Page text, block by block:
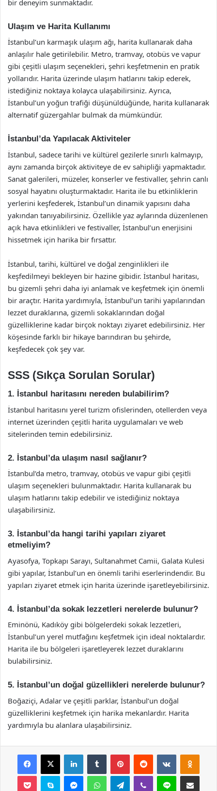
bir deneyim sunmaktadır.
Ulaşım ve Harita Kullanımı
İstanbul’un karmaşık ulaşım ağı, harita kullanarak daha
anlaşılır hale getirilebilir. Metro, tramvay, otobüs ve vapur
gibi çeşitli ulaşım seçenekleri, şehri keşfetmenin en pratik
yollarıdır. Harita üzerinde ulaşım hatlarını takip ederek,
istediğiniz noktaya kolayca ulaşabilirsiniz. Ayrıca,
İstanbul’un yoğun trafiği düşünüldüğünde, harita kullanarak
alternatif güzergahlar bulmak da mümkündür.
İstanbul’da Yapılacak Aktiviteler
İstanbul, sadece tarihi ve kültürel gezilerle sınırlı kalmayıp,
aynı zamanda birçok aktiviteye de ev sahipliği yapmaktadır.
Sanat galerileri, müzeler, konserler ve festivaller, şehrin canlı
sosyal hayatını oluşturmaktadır. Harita ile bu etkinliklerin
yerlerini keşfederek, İstanbul’un dinamik yapısını daha
yakından tanıyabilirsiniz. Özellikle yaz aylarında düzenlenen
açık hava etkinlikleri ve festivaller, İstanbul’un enerjisini
hissetmek için harika bir fırsattır.
İstanbul, tarihi, kültürel ve doğal zenginlikleri ile
keşfedilmeyi bekleyen bir hazine gibidir. İstanbul haritası,
bu gizemli şehri daha iyi anlamak ve keşfetmek için önemli
bir araçtır. Harita yardımıyla, İstanbul’un tarihi yapılarından
lezzet duraklarına, gizemli sokaklarından doğal
güzelliklerine kadar birçok noktayı ziyaret edebilirsiniz. Her
köşesinde farklı bir hikaye barındıran bu şehirde,
keşfedecek çok şey var.
SSS (Sıkça Sorulan Sorular)
1. İstanbul haritasını nereden bulabilirim?
İstanbul haritasını yerel turizm ofislerinden, otellerden veya
internet üzerinden çeşitli harita uygulamaları ve web
sitelerinden temin edebilirsiniz.
2. İstanbul’da ulaşım nasıl sağlanır?
İstanbul’da metro, tramvay, otobüs ve vapur gibi çeşitli
ulaşım seçenekleri bulunmaktadır. Harita kullanarak bu
ulaşım hatlarını takip edebilir ve istediğiniz noktaya
ulaşabilirsiniz.
3. İstanbul’da hangi tarihi yapıları ziyaret
etmeliyim?
Ayasofya, Topkapı Sarayı, Sultanahmet Camii, Galata Kulesi
gibi yapılar, İstanbul’un en önemli tarihi eserlerindendir. Bu
yapıları ziyaret etmek için harita üzerinde işaretleyebilirsiniz.
4. İstanbul’da sokak lezzetleri nerelerde bulunur?
Eminönü, Kadıköy gibi bölgelerdeki sokak lezzetleri,
İstanbul’un yerel mutfağını keşfetmek için ideal noktalardır.
Harita ile bu bölgeleri işaretleyerek lezzet duraklarını
bulabilirsiniz.
5. İstanbul’un doğal güzellikleri nerelerde bulunur?
Boğaziçi, Adalar ve çeşitli parklar, İstanbul’un doğal
güzelliklerini keşfetmek için harika mekanlardır. Harita
yardımıyla bu alanlara ulaşabilirsiniz.
Facebook
X LinkedInTumblr PinterestReddit VKontakte
Pocket Skype MessengerWhatsAppTelegramViber Line E-Posta ile